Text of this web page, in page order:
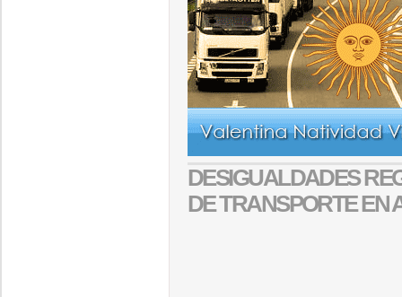
DESIGUALDADES
DE TRANSPORTE EN